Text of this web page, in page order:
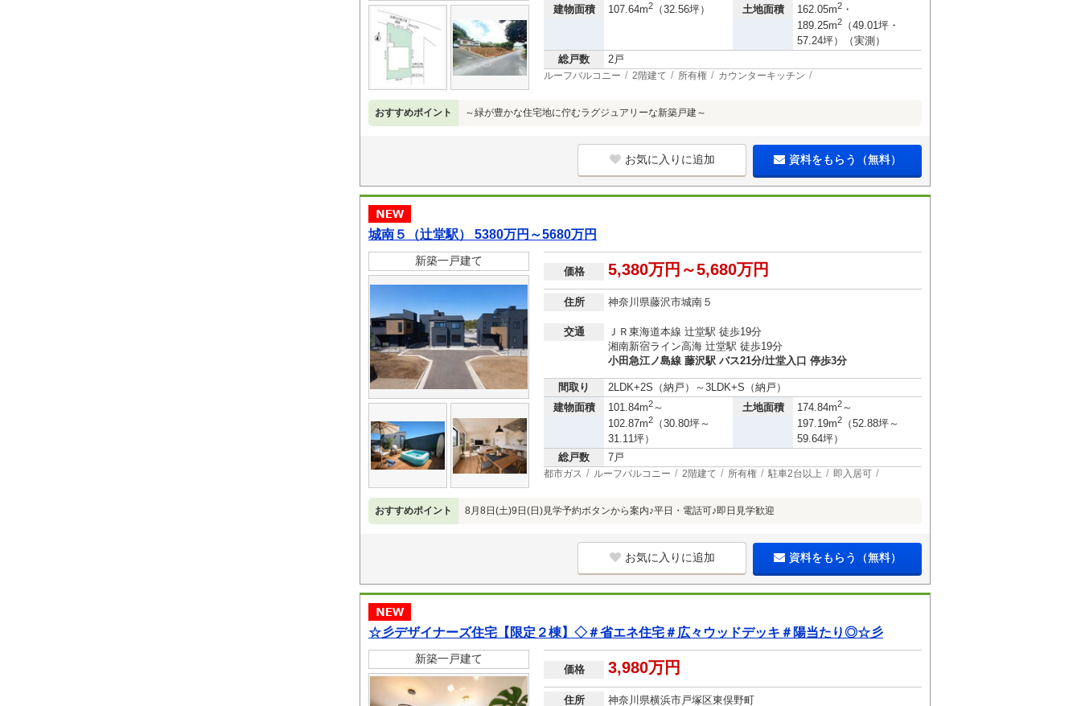
建物面積
107.64m2 （32.56坪） 土地面積 162.05m2 ・
189.25m2
（49.01坪・
57.24坪）（実測）
総戸数
2戸
ルーフバルコニー 2階建て 所有権 カウンターキッチン
おすすめポイント ～緑が豊かな住宅地に佇むラグジュアリーな新築戸建～
お気に入りに追加 資料をもらう（無料）
城南５（辻堂駅） 5380万円～5680万円
新築一戸建て
価格 5,380万円～5,680万円
住所 神奈川県藤沢市城南５
交通
ＪＲ東海道本線 辻堂駅 徒歩19分
湘南新宿ライン高海 辻堂駅 徒歩19分
小田急江ノ島線 藤沢駅 バス21分/辻堂入口 停歩3分
間取り
2LDK+2S（納戸）～3LDK+S（納戸）
建物面積
101.84m2～
102.87m2
（30.80坪～
31.11坪）
土地面積 174.84m2～
197.19m2
（52.88坪～
59.64坪）
総戸数
7戸
都市ガス ルーフバルコニー 2階建て 所有権 駐車2台以上 即入居可
おすすめポイント 8月8日(土)9日(日)見学予約ボタンから案内♪平日・電話可♪即日見学歓迎
お気に入りに追加 資料をもらう（無料）
☆彡デザイナーズ住宅【限定２棟】◇＃省エネ住宅＃広々ウッドデッキ＃陽当たり◎☆彡
新築一戸建て
価格 3,980万円
住所 神奈川県横浜市戸塚区東俣野町